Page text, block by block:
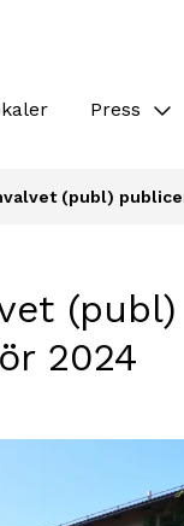
Press
(publ)
2024